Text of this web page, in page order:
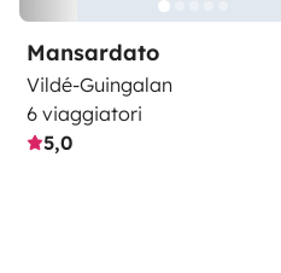
Mansardato
Vildé-Guingalan
6 viaggiatori
5,0